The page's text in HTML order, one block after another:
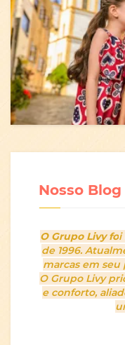
Nosso Blog
O Grupo Livy foi
de 1996.
marcas em seu
O Grupo Livy
e conforto,